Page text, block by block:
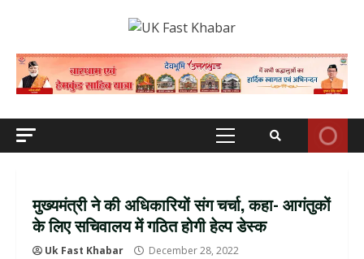
Primary
मुख्यमंत्री ने की अधिकारियों संग चर्चा, कहा- आगंतुकों
के लिए सचिवालय में गठित होगी हेल्प डेस्क
Uk Fast Khabar December 28, 2022